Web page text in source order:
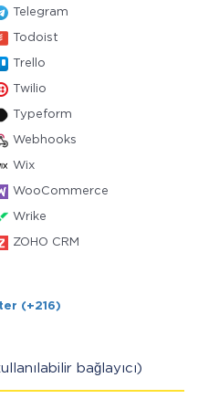
Telegram
Todoist
Trello
Twilio
Typeform
Webhooks
Wix
WooCommerce
Wrike
ZOHO CRM
(+216)
bağlayıcı)